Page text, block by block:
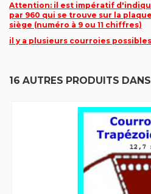
Attention: il est impératif
par 960 qui se trouve sur la
siège (numéro à 9 ou 11 chiffres)
il y a plusieurs courroies possibles
16 AUTRES PRODUITS